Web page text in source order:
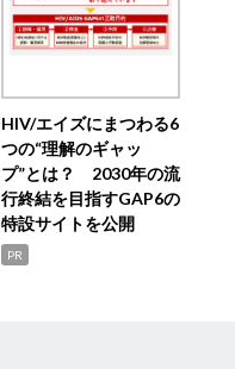
HIV/エイズにまつわる6
つの“理解のギャッ
プ”とは？ 2030年の流
行終結を目指すGAP6の
特設サイトを公開
PR